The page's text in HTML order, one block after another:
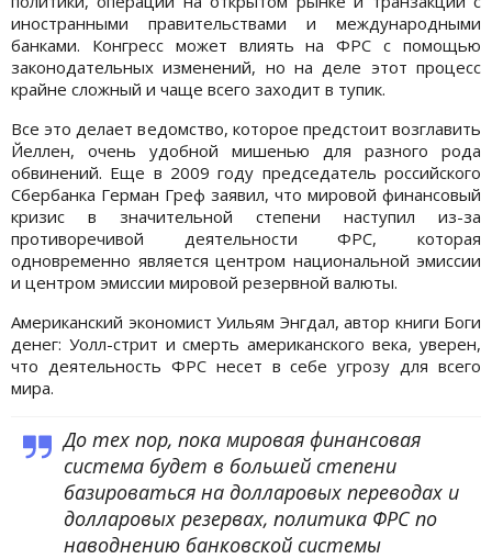
иностранными правительствами и международными
банками. Конгресс может влиять на ФРС с помощью
законодательных изменений, но на деле этот процесс
крайне сложный и чаще всего заходит в тупик.
Все это делает ведомство, которое предстоит возглавить
Йеллен, очень удобной мишенью для разного рода
обвинений. Еще в 2009 году председатель российского
Сбербанка Герман Греф заявил, что мировой финансовый
кризис в значительной степени наступил из-за
противоречивой деятельности ФРС, которая
одновременно является центром национальной эмиссии
и центром эмиссии мировой резервной валюты.
Американский экономист Уильям Энгдал, автор книги Боги
денег: Уолл-стрит и смерть американского века, уверен,
что деятельность ФРС несет в себе угрозу для всего
мира.
До тех пор, пока мировая финансовая
система будет в большей степени
базироваться на долларовых переводах и
долларовых резервах, политика ФРС по
наводнению банковской системы